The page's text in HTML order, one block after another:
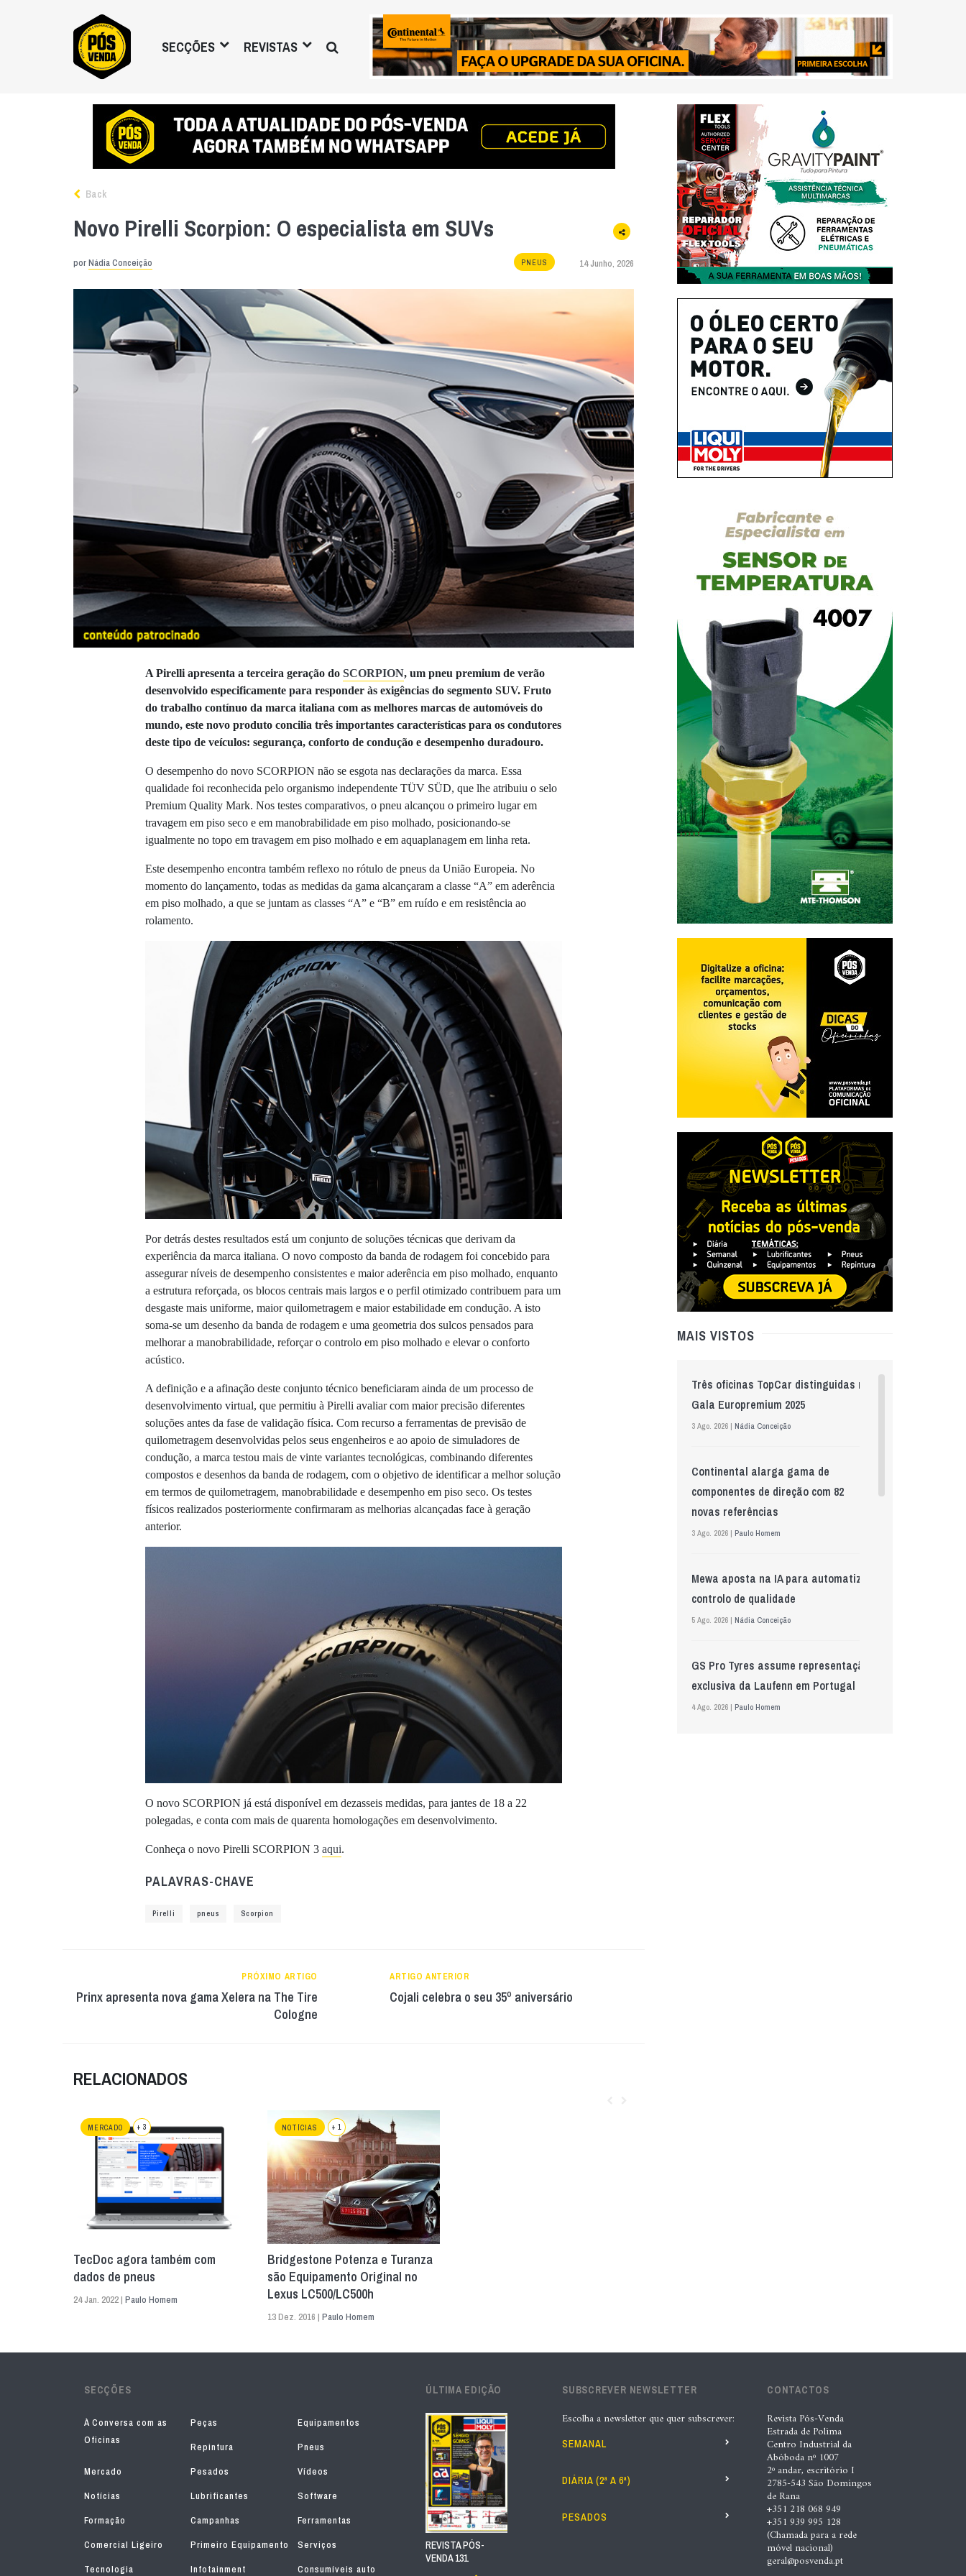
SECÇÕES REVISTAS
Back
Novo Pirelli Scorpion: O especialista em SUVs
porNádia Conceição PNEUS 14 Junho, 2026
A Pirelli apresenta a terceira geração do SCORPION, um pneu premium de verão
desenvolvido especificamente para responder às exigências do segmento SUV. Fruto
do trabalho contínuo da marca italiana com as melhores marcas de automóveis do
mundo, este novo produto concilia três importantes características para os condutores
deste tipo de veículos: segurança, conforto de condução e desempenho duradouro.
O desempenho do novo SCORPION não se esgota nas declarações da marca. Essa
qualidade foi reconhecida pelo organismo independente TÜV SÜD, que lhe atribuiu o selo
Premium Quality Mark. Nos testes comparativos, o pneu alcançou o primeiro lugar em
travagem em piso seco e em manobrabilidade em piso molhado, posicionando-se
igualmente no topo em travagem em piso molhado e em aquaplanagem em linha reta.
Este desempenho encontra também reflexo no rótulo de pneus da União Europeia. No
momento do lançamento, todas as medidas da gama alcançaram a classe “A” em aderência
em piso molhado, a que se juntam as classes “A” e “B” em ruído e em resistência ao
rolamento.
Por detrás destes resultados está um conjunto de soluções técnicas que derivam da
experiência da marca italiana. O novo composto da banda de rodagem foi concebido para
assegurar níveis de desempenho consistentes e maior aderência em piso molhado, enquanto
a estrutura reforçada, os blocos centrais mais largos e o perfil otimizado contribuem para um
desgaste mais uniforme, maior quilometragem e maior estabilidade em condução. A isto
soma-se um desenho da banda de rodagem e uma geometria dos sulcos pensados para
melhorar a manobrabilidade, reforçar o controlo em piso molhado e elevar o conforto
acústico.
A definição e a afinação deste conjunto técnico beneficiaram ainda de um processo de
desenvolvimento virtual, que permitiu à Pirelli avaliar com maior precisão diferentes
soluções antes da fase de validação física. Com recurso a ferramentas de previsão de
quilometragem desenvolvidas pelos seus engenheiros e ao apoio de simuladores de
condução, a marca testou mais de vinte variantes tecnológicas, combinando diferentes
compostos e desenhos da banda de rodagem, com o objetivo de identificar a melhor solução
em termos de quilometragem, manobrabilidade e desempenho em piso seco. Os testes
físicos realizados posteriormente confirmaram as melhorias alcançadas face à geração
anterior.
O novo SCORPION já está disponível em dezasseis medidas, para jantes de 18 a 22
polegadas, e conta com mais de quarenta homologações em desenvolvimento.
Conheça o novo Pirelli SCORPION 3 aqui.
PALAVRAS-CHAVE
Pirelli pneus Scorpion
PRÓXIMO ARTIGO
Prinx apresenta nova gama Xelera na The Tire
Cologne
ARTIGO ANTERIOR
Cojali celebra o seu 35º aniversário
RELACIONADOS
MERCADO + 3
TecDoc agora também com
dados de pneus
24 Jan. 2022 | Paulo Homem
NOTÍCIAS + 1
Bridgestone Potenza e Turanza
são Equipamento Original no
Lexus LC500/LC500h
13 Dez. 2016 | Paulo Homem
MAIS VISTOS
Três oficinas TopCar distinguidas na
Gala Europremium 2025
3 Ago. 2026 | Nádia Conceição
Continental alarga gama de
componentes de direção com 82
novas referências
3 Ago. 2026 | Paulo Homem
Mewa aposta na IA para automatizar
controlo de qualidade
5 Ago. 2026 | Nádia Conceição
GS Pro Tyres assume representação
exclusiva da Laufenn em Portugal
4 Ago. 2026 | Paulo Homem
SECÇÕES
À Conversa com as
Oficinas
Peças
Equipamentos
Repintura
Pneus
Mercado
Pesados
Vídeos
Notícias
Lubrificantes
Software
Formação
Campanhas
Ferramentas
Comercial Ligeiro
Primeiro Equipamento
Serviços
Tecnologia
Infotainment Consumíveis auto
ÚLTIMA EDIÇÃO
REVISTA PÓS-
VENDA 131
SUBSCREVER NEWSLETTER
Escolha a newsletter que quer subscrever:
SEMANAL
DIÁRIA (2ª A 6ª)
PESADOS
CONTACTOS
Revista Pós-Venda
Estrada de Polima
Centro Industrial da
Abóboda nº 1007
2º andar, escritório I
2785-543 São Domingos
de Rana
+351 218 068 949
+351 939 995 128
(Chamada para a rede
móvel nacional)
geral@posvenda.pt